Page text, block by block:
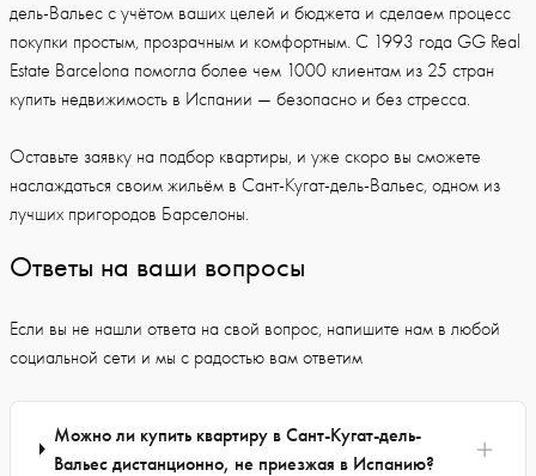
дель-Вальес с учётом ваших целей и бюджета и сделаем процесс
покупки простым, прозрачным и комфортным. С 1993 года GG Real
Estate Barcelona помогла более чем 1000 клиентам из 25 стран
купить недвижимость в Испании — безопасно и без стресса.
Оставьте заявку на подбор квартиры, и уже скоро вы сможете
наслаждаться своим жильём в Сант-Кугат-дель-Вальес, одном из
лучших пригородов Барселоны.
Ответы на ваши вопросы
Если вы не нашли ответа на свой вопрос, напишите нам в любой
социальной сети и мы с радостью вам ответим
Можно ли купить квартиру в Сант-Кугат-дель-
Вальес дистанционно, не приезжая в Испанию?